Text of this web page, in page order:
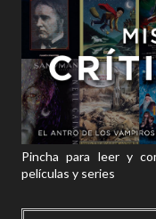
Pincha para leer y
películas y series